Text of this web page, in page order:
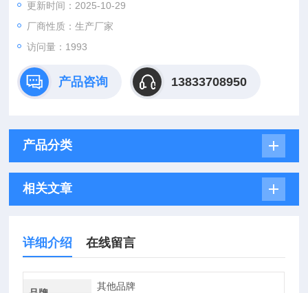
★测温精度：0.1℃
★探头尺寸：∮3X120mm
更新时间：2025-10-29
厂商性质：生产厂家
访问量：1993
产品咨询 13833708950
产品分类
相关文章
详细介绍 在线留言
其他品牌